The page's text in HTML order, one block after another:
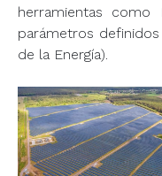
herramientas
parámetros
de la Energía).